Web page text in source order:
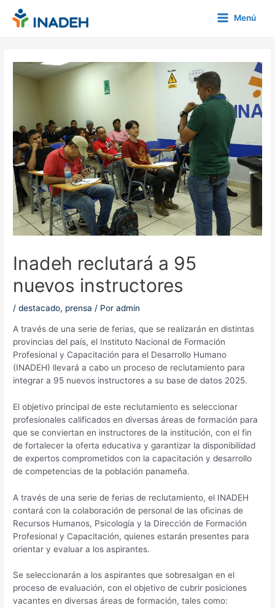
Menú
Inadeh reclutará a 95
nuevos instructores
/destacado, prensa / Poradmin
A través de una serie de ferias, que se realizarán en distintas
provincias del país, el Instituto Nacional de Formación
Profesional y Capacitación para el Desarrollo Humano
(INADEH) llevará a cabo un proceso de reclutamiento para
integrar a 95 nuevos instructores a su base de datos 2025.
El objetivo principal de este reclutamiento es seleccionar
profesionales calificados en diversas áreas de formación para
que se conviertan en instructores de la institución, con el fin
de fortalecer la oferta educativa y garantizar la disponibilidad
de expertos comprometidos con la capacitación y desarrollo
de competencias de la población panameña.
A través de una serie de ferias de reclutamiento, el INADEH
contará con la colaboración de personal de las oficinas de
Recursos Humanos, Psicología y la Dirección de Formación
Profesional y Capacitación, quienes estarán presentes para
orientar y evaluar a los aspirantes.
Se seleccionarán a los aspirantes que sobresalgan en el
proceso de evaluación, con el objetivo de cubrir posiciones
vacantes en diversas áreas de formación, tales como: